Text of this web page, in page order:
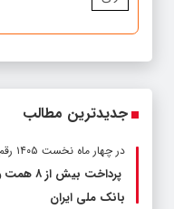
جدیدترین مطالب
در چهار ماه نخست ۱۴۰۵ رقم خورد؛
پرداخت
بانک ملی ایران